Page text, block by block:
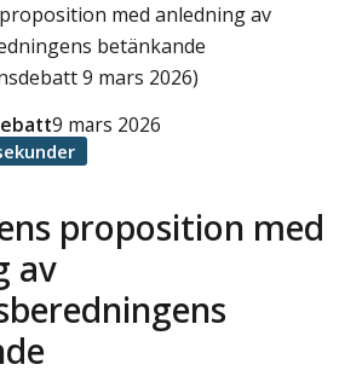
med anledning av
betänkande
9 mars 2026)
proposition med
av
9 mars 2026